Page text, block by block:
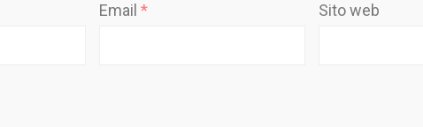
Email * Sito web